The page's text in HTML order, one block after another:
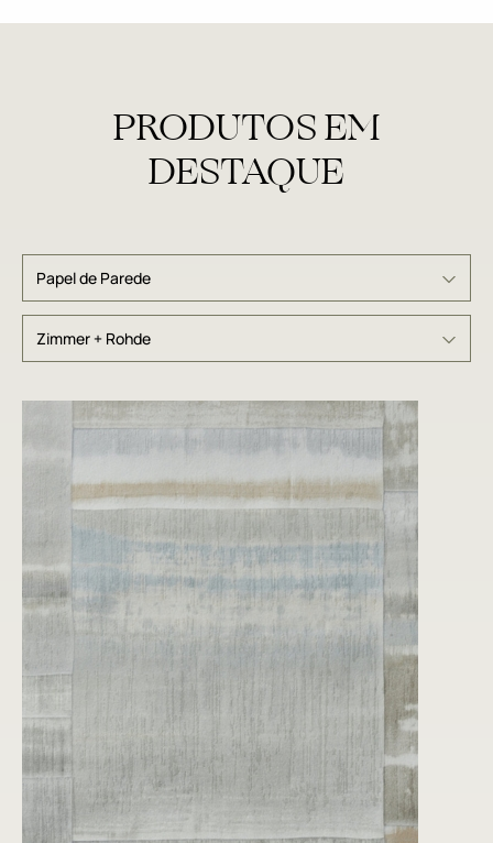
PRODUTOS EM
DESTAQUE